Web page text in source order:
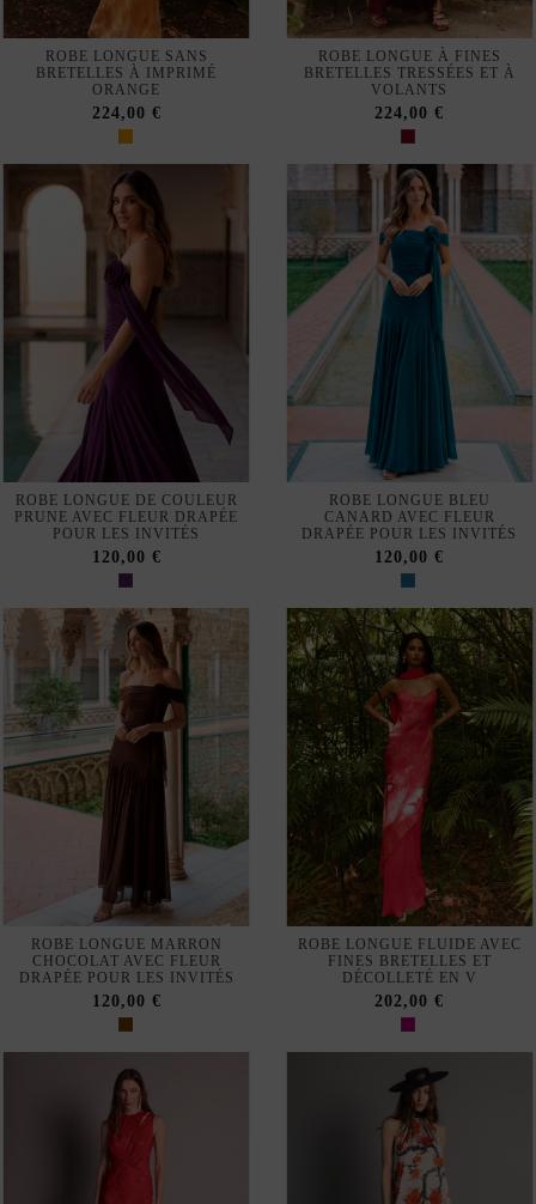
ROBE LONGUE SANS
BRETELLES À IMPRIMÉ
ORANGE
224,00 €
ROBE LONGUE À FINES
BRETELLES TRESSÉES ET À
VOLANTS
224,00 €
ROBE LONGUE DE COULEUR
PRUNE AVEC FLEUR DRAPÉE
POUR LES INVITÉS
120,00 €
ROBE LONGUE BLEU
CANARD AVEC FLEUR
DRAPÉE POUR LES INVITÉS
120,00 €
ROBE LONGUE MARRON
CHOCOLAT AVEC FLEUR
DRAPÉE POUR LES INVITÉS
120,00 €
ROBE LONGUE FLUIDE AVEC
FINES BRETELLES ET
DÉCOLLETÉ EN V
202,00 €